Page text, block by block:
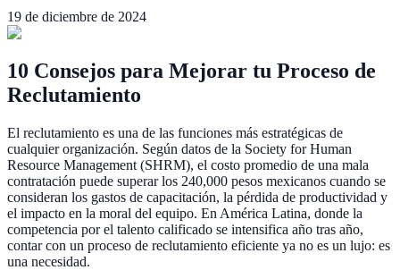
19 de diciembre de 2024
10 Consejos para Mejorar tu Proceso de
Reclutamiento
El reclutamiento es una de las funciones más estratégicas de
cualquier organización. Según datos de la Society for Human
Resource Management (SHRM), el costo promedio de una mala
contratación puede superar los 240,000 pesos mexicanos cuando se
consideran los gastos de capacitación, la pérdida de productividad y
el impacto en la moral del equipo. En América Latina, donde la
competencia por el talento calificado se intensifica año tras año,
contar con un proceso de reclutamiento eficiente ya no es un lujo: es
una necesidad.